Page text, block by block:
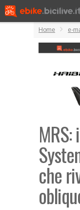
Home e-
che